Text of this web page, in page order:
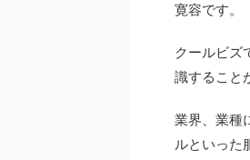
寛容です。
クールビズ
識すること
業界、業種
ルといった